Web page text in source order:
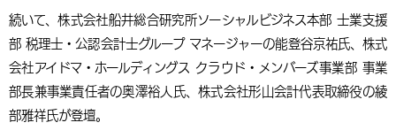
続いて、株式会社船井総合研究所ソーシャルビジネス本部 士業支援
部 税理士・公認会計士グループ マネージャーの能登谷京祐氏、株式
会社アイドマ・ホールディングス クラウド・メンバーズ事業部 事業
部⾧兼事業責任者の奥澤裕人氏、株式会社形山会計代表取締役の綾
部雅祥氏が登壇。